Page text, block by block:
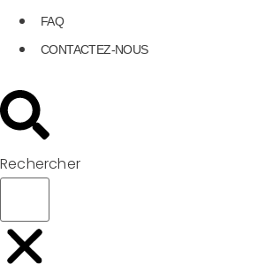
FAQ
CONTACTEZ-NOUS
Rechercher